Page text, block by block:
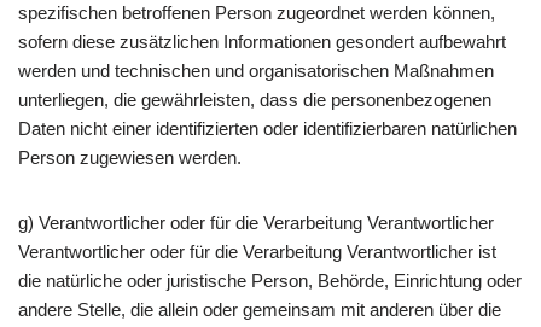
spezifischen betroffenen Person zugeordnet werden können,
sofern diese zusätzlichen Informationen gesondert aufbewahrt
werden und technischen und organisatorischen Maßnahmen
unterliegen, die gewährleisten, dass die personenbezogenen
Daten nicht einer identifizierten oder identifizierbaren natürlichen
Person zugewiesen werden.
g) Verantwortlicher oder für die Verarbeitung Verantwortlicher
Verantwortlicher oder für die Verarbeitung Verantwortlicher ist
die natürliche oder juristische Person, Behörde, Einrichtung oder
andere Stelle, die allein oder gemeinsam mit anderen über die